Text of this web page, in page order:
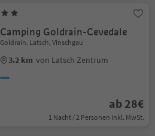
Camping Goldrain-Cevedale
Goldrain, Latsch, Vinschgau
3.2 km von Latsch Zentrum
ab 28€
1 Nacht / 2 Personen Inkl. MwSt.